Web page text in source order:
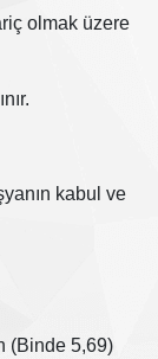
olmak üzere
kabul ve
(Binde 5,69)